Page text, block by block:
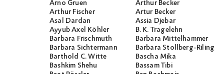
Arno Gruen
Arthur Becker
Arthur Fischer
Artur Becker
Asal Dardan
Assia Djebar
Ayyub Axel Köhler
B. K. Tragelehn
Barbara Frischmuth
Barbara Mittelhammer
Barbara Sichtermann
Barbara Stollberg-Rilinger
Barthold C. Witte
Bascha Mika
Bashkim Shehu
Bassam Tibi